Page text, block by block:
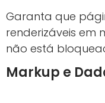
Garanta que
renderizáveis em
não está
Markup e